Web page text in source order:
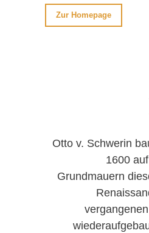
Zur Homepage
Otto v. Schwerin
1600
Grundmauern